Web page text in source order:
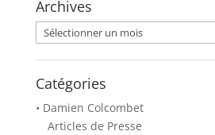
Archives
Archives
Catégories
• Damien Colcombet
Articles de Presse